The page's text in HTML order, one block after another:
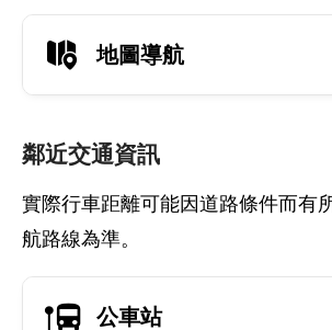
地圖導航
鄰近交通資訊
實際行車距離可能因道路條件而有
航路線為準。
公車站